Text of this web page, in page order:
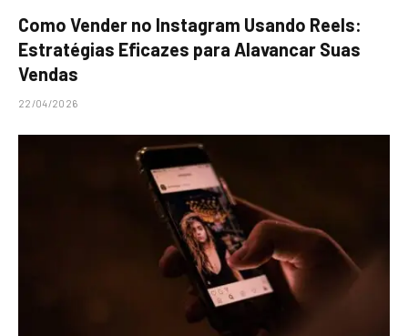
Como Vender no Instagram Usando Reels:
Estratégias Eficazes para Alavancar Suas
Vendas
22/04/2026